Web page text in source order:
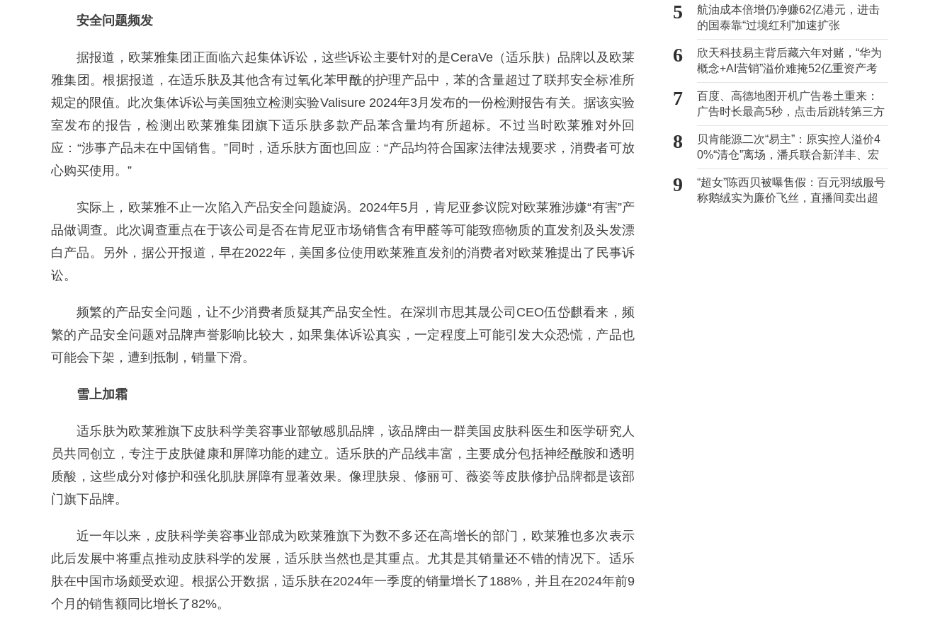
安全问题频发
据报道，欧莱雅集团正面临六起集体诉讼，这些诉讼主要针对的是CeraVe（适乐肤）品牌以及欧莱
雅集团。根据报道，在适乐肤及其他含有过氧化苯甲酰的护理产品中，苯的含量超过了联邦安全标准所
规定的限值。此次集体诉讼与美国独立检测实验Valisure 2024年3月发布的一份检测报告有关。据该实验
室发布的报告，检测出欧莱雅集团旗下适乐肤多款产品苯含量均有所超标。不过当时欧莱雅对外回
应：“涉事产品未在中国销售。”同时，适乐肤方面也回应：“产品均符合国家法律法规要求，消费者可放
心购买使用。”
实际上，欧莱雅不止一次陷入产品安全问题旋涡。2024年5月，肯尼亚参议院对欧莱雅涉嫌“有害”产
品做调查。此次调查重点在于该公司是否在肯尼亚市场销售含有甲醛等可能致癌物质的直发剂及头发漂
白产品。另外，据公开报道，早在2022年，美国多位使用欧莱雅直发剂的消费者对欧莱雅提出了民事诉
讼。
频繁的产品安全问题，让不少消费者质疑其产品安全性。在深圳市思其晟公司CEO伍岱麒看来，频
繁的产品安全问题对品牌声誉影响比较大，如果集体诉讼真实，一定程度上可能引发大众恐慌，产品也
可能会下架，遭到抵制，销量下滑。
雪上加霜
适乐肤为欧莱雅旗下皮肤科学美容事业部敏感肌品牌，该品牌由一群美国皮肤科医生和医学研究人
员共同创立，专注于皮肤健康和屏障功能的建立。适乐肤的产品线丰富，主要成分包括神经酰胺和透明
质酸，这些成分对修护和强化肌肤屏障有显著效果。像理肤泉、修丽可、薇姿等皮肤修护品牌都是该部
门旗下品牌。
近一年以来，皮肤科学美容事业部成为欧莱雅旗下为数不多还在高增长的部门，欧莱雅也多次表示
此后发展中将重点推动皮肤科学的发展，适乐肤当然也是其重点。尤其是其销量还不错的情况下。适乐
肤在中国市场颇受欢迎。根据公开数据，适乐肤在2024年一季度的销量增长了188%，并且在2024年前9
个月的销售额同比增长了82%‌。
5
航油成本倍增仍净赚62亿港元，进击
的国泰靠“过境红利”加速扩张
6
欣天科技易主背后藏六年对赌，“华为
概念+AI营销”溢价难掩52亿重资产考
验
7
百度、高德地图开机广告卷土重来：
广告时长最高5秒，点击后跳转第三方
8
贝肯能源二次“易主”：原实控人溢价4
0%“清仓”离场，潘兵联合新洋丰、宏
科百世拟入主
9
“超女”陈西贝被曝售假：百元羽绒服号
称鹅绒实为廉价飞丝，直播间卖出超